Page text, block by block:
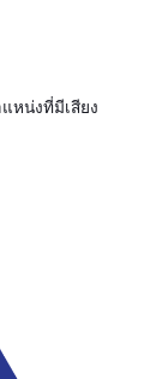
หน่งที่มีเสียง